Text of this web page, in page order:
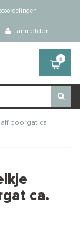
anmelden
0
boorgat ca.
ca.